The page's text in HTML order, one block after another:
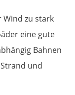
Wind zu stark
eine gute
Bahnen
und